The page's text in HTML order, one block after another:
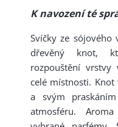
K navození té
Svíčky ze
dřevěný knot,
rozpouštění
celé místnosti.
a svým
atmosféru.